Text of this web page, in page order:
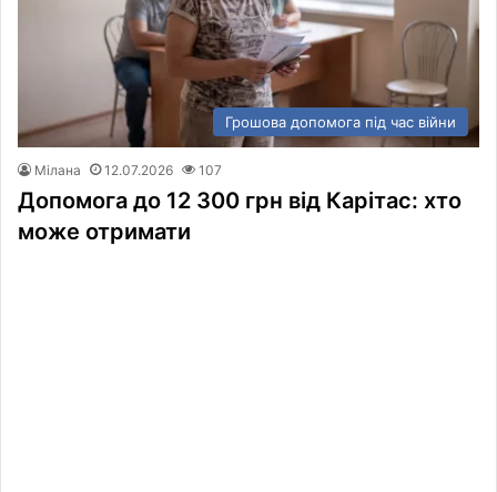
Грошова допомога під час війни
Мілана 12.07.2026 107
Допомога до 12 300 грн від Карітас: хто
може отримати